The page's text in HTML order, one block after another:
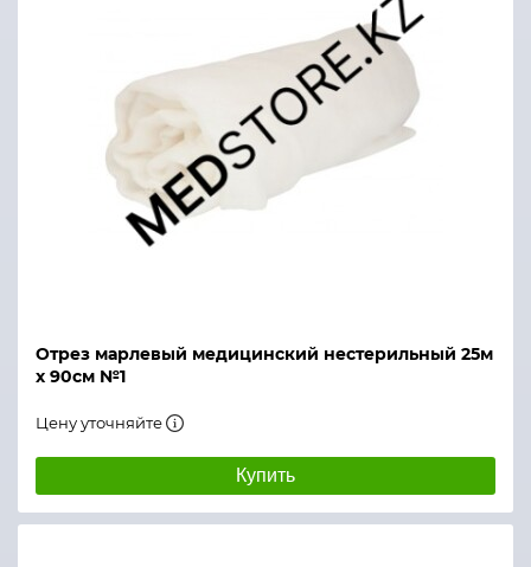
Отрез марлевый медицинский нестерильный 25м
х 90см №1
Цену уточняйте
Купить